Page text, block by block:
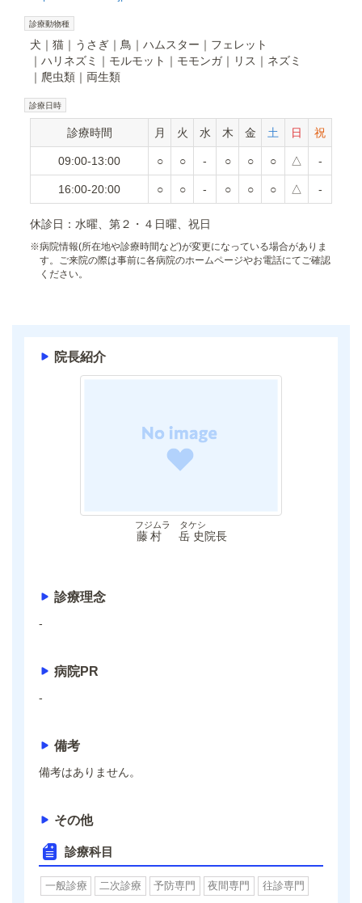
診療動物種
犬 猫 うさぎ 鳥 ハムスター
フェレット
ハリネズミ
モルモット モモンガ リス
ネズミ
爬虫類
両生類
診療日時
診療時間 月 火 水 木 金 土 日 祝
09:00-13:00 ○ ○ - ○ ○ ○ △ -
16:00-20:00 ○ ○ - ○ ○ ○ △ -
休診日：水曜、第２・４日曜、祝日
※病院情報(所在地や診療時間など)が変更になっている場合がありま
す。ご来院の際は事前に各病院のホームページやお電話にてご確認
ください。
院長紹介
藤村 岳史
フジムラ タケシ
院長
診療理念
-
病院PR
-
備考
備考はありません。
その他
診療科目
一般診療 二次診療 予防専門 夜間専門 往診専門